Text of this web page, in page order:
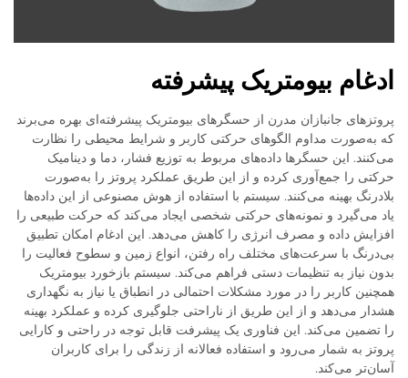
ادغام بیومتریک پیشرفته
پروتزهای جانبازان مدرن از حسگرهای بیومتریک پیشرفته‌ای بهره می‌برند
که به‌صورت مداوم الگوهای حرکتی کاربر و شرایط محیطی را نظارت
می‌کنند. این حسگرها داده‌های مربوط به توزیع فشار، دما و دینامیک
حرکتی را جمع‌آوری کرده و از این طریق عملکرد پروتز را به‌صورت
بلادرنگ بهینه می‌کنند. سیستم با استفاده از هوش مصنوعی از این داده‌ها
یاد می‌گیرد و نمونه‌های حرکتی شخصی ایجاد می‌کند که حرکت طبیعی را
افزایش داده و مصرف انرژی را کاهش می‌دهد. این ادغام امکان تطبیق
بی‌درنگ با سرعت‌های مختلف راه رفتن، انواع زمین و سطوح فعالیت را
بدون نیاز به تنظیمات دستی فراهم می‌کند. سیستم بازخورد بیومتریک
همچنین کاربر را در مورد مشکلات احتمالی در انطباق یا نیاز به نگهداری
هشدار می‌دهد و از این طریق از ناراحتی جلوگیری کرده و عملکرد بهینه
را تضمین می‌کند. این فناوری یک پیشرفت قابل توجه در راحتی و کارایی
پروتز به شمار می‌رود و استفاده فعالانه از زندگی را برای کاربران
آسان‌تر می‌کند.